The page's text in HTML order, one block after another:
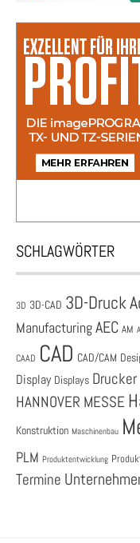
SCHLAGWÖRTER
3D 3D-CAD 3D-Druck
ManufacturingAEC AM
CAAD CAD CAD/CAM
Display Displays Drucker
HANNOVER MESSE
Konstruktion Maschinenbau
PLM Produktentwicklung
Termine